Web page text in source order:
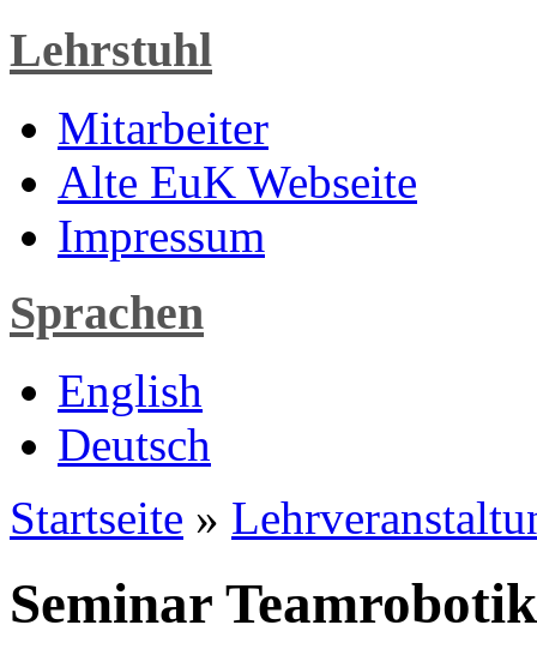
Lehrstuhl
Mitarbeiter
Alte EuK Webseite
Impressum
Sprachen
English
Deutsch
Startseite »
Seminar Teamrobotik